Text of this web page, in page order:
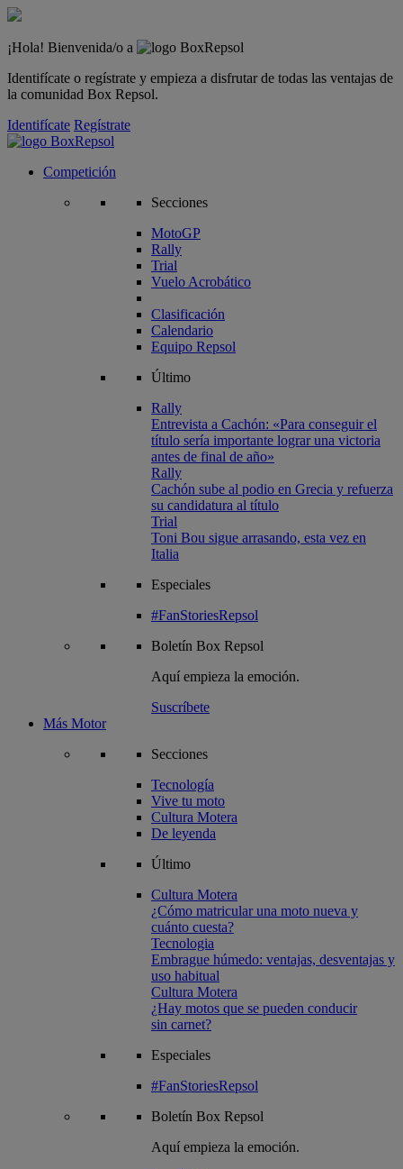
¡Hola! Bienvenida/o a
Identifícate o regístrate y empieza a disfrutar de todas las ventajas de
la comunidad Box Repsol.
Identifícate Regístrate
Competición
Secciones
MotoGP
Rally
Trial
Vuelo Acrobático
Clasificación
Calendario
Equipo Repsol
Último
Rally
Entrevista a Cachón: «Para conseguir el
título sería importante lograr una victoria
antes de final de año»
Rally
Cachón sube al podio en Grecia y refuerza
su candidatura al título
Trial
Toni Bou sigue arrasando, esta vez en
Italia
Especiales
#FanStoriesRepsol
Boletín Box Repsol
Aquí empieza la emoción.
Suscríbete
Más Motor
Secciones
Tecnología
Vive tu moto
Cultura Motera
De leyenda
Último
Cultura Motera
¿Cómo matricular una moto nueva y
cuánto cuesta?
Tecnologia
Embrague húmedo: ventajas, desventajas y
uso habitual
Cultura Motera
¿Hay motos que se pueden conducir
sin carnet?
Especiales
#FanStoriesRepsol
Boletín Box Repsol
Aquí empieza la emoción.